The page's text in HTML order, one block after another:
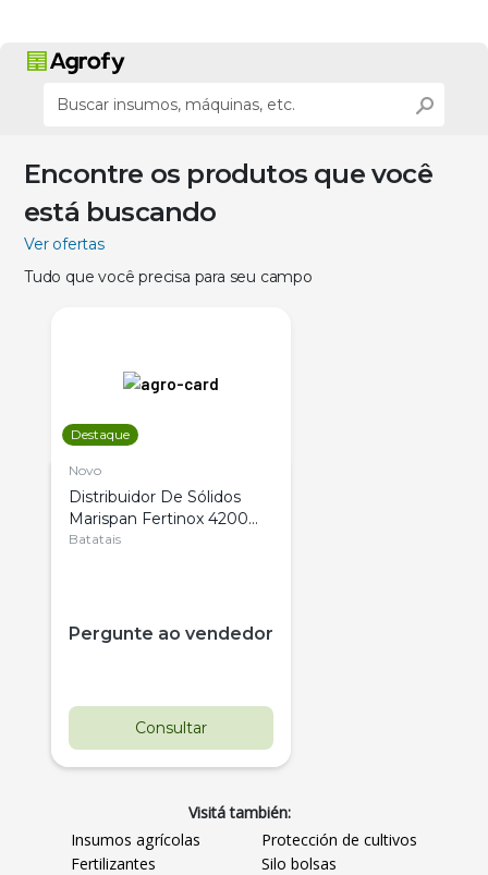
Encontre os produtos que você
está buscando
Ver ofertas
Tudo que você precisa para seu campo
Destaque
Novo
Distribuidor De Sólidos
Marispan Fertinox 4200
Citrus
Batatais
Pergunte ao vendedor
Consultar
Visitá también:
Insumos agrícolas
Protección de cultivos
Fertilizantes
Silo bolsas